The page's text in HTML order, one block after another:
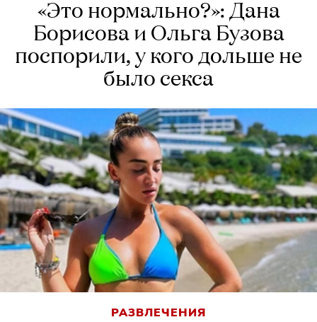
«Это нормально?»: Дана
Борисова и Ольга Бузова
поспорили, у кого дольше не
было секса
РАЗВЛЕЧЕНИЯ